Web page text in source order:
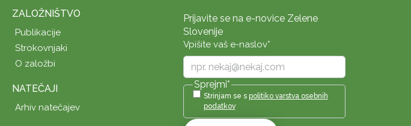
ZALOŽNIŠTVO
Publikacije
Strokovnjaki
O založbi
NATEČAJI
Arhiv natečajev
Prijavite se na e-novice Zelene
Slovenije
Vpišite vaš e-naslov*
Sprejmi*
Strinjam se s politiko varstva osebnih
podatkov